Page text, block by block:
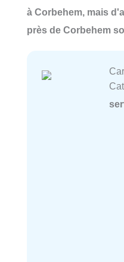
à Corbehem, mais
près de Corbehem